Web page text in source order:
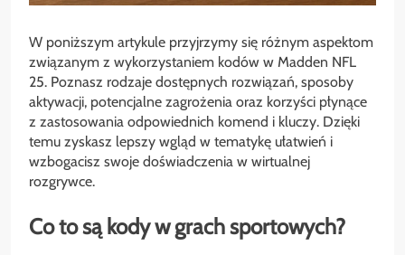
W poniższym artykule przyjrzymy się różnym aspektom
związanym z wykorzystaniem kodów w Madden NFL
25. Poznasz rodzaje dostępnych rozwiązań, sposoby
aktywacji, potencjalne zagrożenia oraz korzyści płynące
z zastosowania odpowiednich komend i kluczy. Dzięki
temu zyskasz lepszy wgląd w tematykę ułatwień i
wzbogacisz swoje doświadczenia w wirtualnej
rozgrywce.
Co to są kodyw grach sportowych?